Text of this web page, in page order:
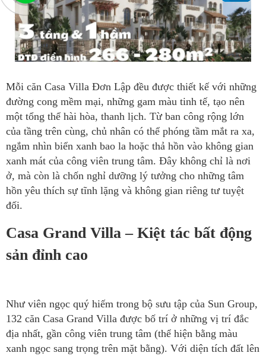
Mỗi căn Casa Villa Đơn Lập đều được thiết kế với những
đường cong mềm mại, những gam màu tinh tế, tạo nên
một tổng thể hài hòa, thanh lịch. Từ ban công rộng lớn
của tầng trên cùng, chủ nhân có thể phóng tầm mắt ra xa,
ngắm nhìn biển xanh bao la hoặc thả hồn vào không gian
xanh mát của công viên trung tâm. Đây không chỉ là nơi
ở, mà còn là chốn nghỉ dưỡng lý tưởng cho những tâm
hồn yêu thích sự tĩnh lặng và không gian riêng tư tuyệt
đối.
Casa Grand Villa – Kiệt tác bất động
sản đỉnh cao
Như viên ngọc quý hiếm trong bộ sưu tập của Sun Group,
132 căn Casa Grand Villa được bố trí ở những vị trí đắc
địa nhất, gần công viên trung tâm (thể hiện bằng màu
xanh ngọc sang trọng trên mặt bằng). Với diện tích đất lên